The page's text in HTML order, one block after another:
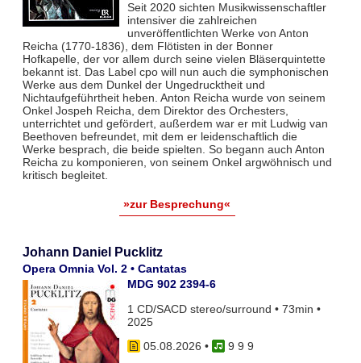
Seit 2020 sichten Musikwissenschaftler
intensiver die zahlreichen
unveröffentlichten Werke von Anton
Reicha (1770-1836), dem Flötisten in der Bonner
Hofkapelle, der vor allem durch seine vielen Bläserquintette
bekannt ist. Das Label cpo will nun auch die symphonischen
Werke aus dem Dunkel der Ungedrucktheit und
Nichtaufgeführtheit heben. Anton Reicha wurde von seinem
Onkel Jospeh Reicha, dem Direktor des Orchesters,
unterrichtet und gefördert, außerdem war er mit Ludwig van
Beethoven befreundet, mit dem er leidenschaftlich die
Werke besprach, die beide spielten. So begann auch Anton
Reicha zu komponieren, von seinem Onkel argwöhnisch und
kritisch begleitet.
»zur Besprechung«
Johann Daniel Pucklitz
Opera Omnia Vol. 2 • Cantatas
MDG 902 2394-6
1 CD/SACD stereo/surround • 73min •
2025
05.08.2026 •
9 9 9